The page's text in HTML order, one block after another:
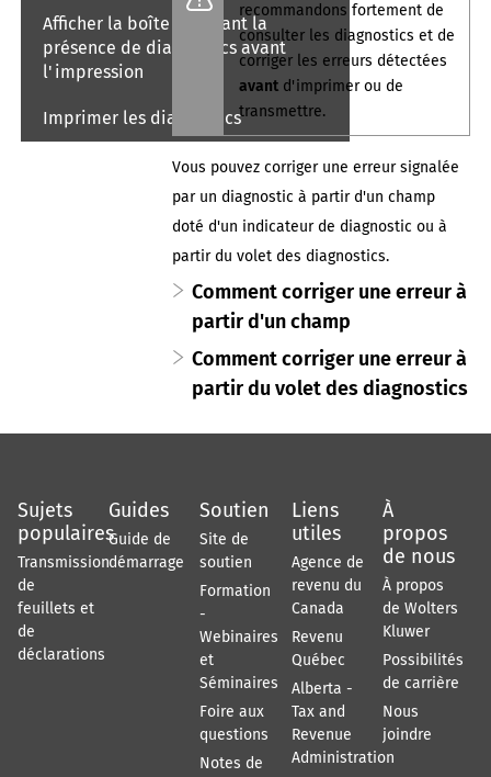
Afficher la boîte signalant la
présence de diagnostics avant
l'impression
Imprimer les diagnostics
recommandons fortement de
consulter les diagnostics et de
corriger les erreurs détectées
avant d'imprimer ou de
transmettre.
Vous pouvez corriger une erreur signalée
par un diagnostic à partir d'un champ
doté d'un indicateur de diagnostic ou à
partir du volet des diagnostics.
Comment corriger une erreur à
partir d'un champ
Comment corriger une erreur à
partir du volet des diagnostics
Sujets
populaires
Transmission
de
feuillets et
de
déclarations
Guides
Guide de
démarrage
Soutien
Site de
soutien
Formation
-
Webinaires
et
Séminaires
Foire aux
questions
Notes de
Liens
utiles
Agence de
revenu du
Canada
Revenu
Québec
Alberta -
Tax and
Revenue
Administration
À
propos
de nous
À propos
de Wolters
Kluwer
Possibilités
de carrière
Nous
joindre